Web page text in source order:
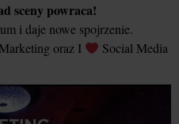
sceny powraca!
i daje nowe spojrzenie.
Marketing oraz I Social Media